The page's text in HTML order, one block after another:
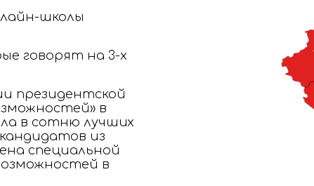
школы
говорят на 3-х
президентской
в
в сотню лучших
из
специальной
в